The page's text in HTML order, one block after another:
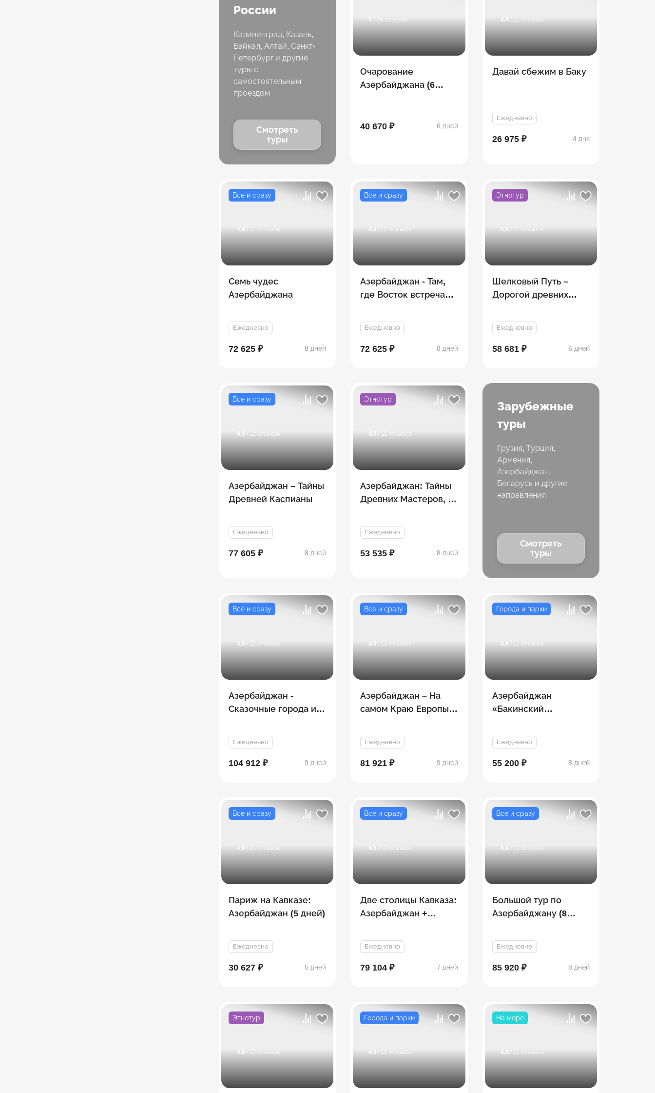
России
Калининград, Казань,
Байкал, Алтай, Санкт-
Петербург и другие
туры с
самостоятельным
проездом
Смотреть
туры
5 / 26 отзывов
Очарование
Азербайджана (6
40 670 ₽ 6 дней
4.9 / 11 отзывов
Давай сбежим в Баку
Ежедневно
26 975 ₽ 4 дня
Всё и сразу
4.9 / 11 отзывов
Семь чудес
Азербайджана
Ежедневно
72 625 ₽ 8 дней
Всё и сразу
4.9 / 11 отзывов
Азербайджан - Там,
где Восток встречает
Ежедневно
72 625 ₽ 8 дней
Этнотур
4.9 / 11 отзывов
Шелковый Путь –
Дорогой древних
Азербайджан
Ежедневно
58 681 ₽ 6 дней
Всё и сразу
4.9 / 11 отзывов
Азербайджан – Тайны
Древней Каспианы
Ежедневно
77 605 ₽ 8 дней
Этнотур
4.9 / 11 отзывов
Азербайджан: Тайны
Древних Мастеров, 8
Ежедневно
53 535 ₽ 8 дней
Зарубежные
туры
Грузия, Турция,
Армения,
Азербайджан,
Беларусь и другие
направления
Смотреть
туры
Всё и сразу
4.9 / 11 отзывов
Азербайджан -
Сказочные города и
Ежедневно
104 912 ₽ 9 дней
Всё и сразу
4.9 / 11 отзывов
Азербайджан – На
самом Краю Европы,
Ежедневно
81 921 ₽ 9 дней
Города и парки
4.8 / 11 отзывов
Азербайджан
«Бакинский
Ежедневно
55 200 ₽ 8 дней
Всё и сразу
4.9 / 11 отзывов
Париж на Кавказе:
Азербайджан (5 дней)
Ежедневно
30 627 ₽ 5 дней
Всё и сразу
4.8 / 11 отзывов
Две столицы Кавказа:
Азербайджан +
Ежедневно
79 104 ₽ 7 дней
Всё и сразу
4.8 / 11 отзывов
Большой тур по
Азербайджану (8
Ежедневно
85 920 ₽ 8 дней
Этнотур
4.8 / 11 отзывов
Города и парки
4.9 / 11 отзывов
На море
4.9 / 11 отзывов